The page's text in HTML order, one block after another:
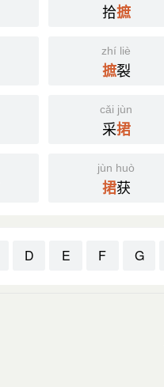
拾摭
zhí liè
摭裂
cǎi jùn
采捃
jùn huò
捃获
D E F G